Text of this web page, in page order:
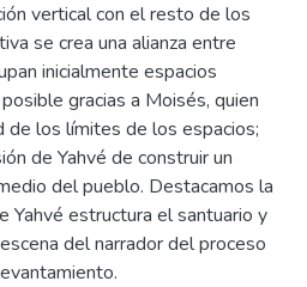
vertical con el resto de los
se crea una alianza entre
inicialmente espacios
gracias a Moisés, quien
de los límites de los espacios;
de Yahvé de construir un
del pueblo. Destacamos la
Yahvé estructura el santuario y
del narrador del proceso